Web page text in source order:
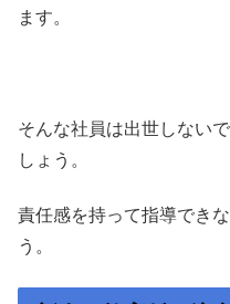
ます。
そんな社員は出世しない
しょう。
責任感を持って指導でき
う。